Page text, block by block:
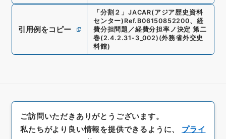
引用例をコピー
「 分割２ 」 JACAR(アジア歴史資料
センター) Ref. B06150852200、 経
費分担問題／経費分担率ノ決定 第二
巻(2.4.2.31-3_002) (外務省外交史
料館)
ご訪問いただきありがとうございます。
私たちがより良い情報を提供できるように、 プライ